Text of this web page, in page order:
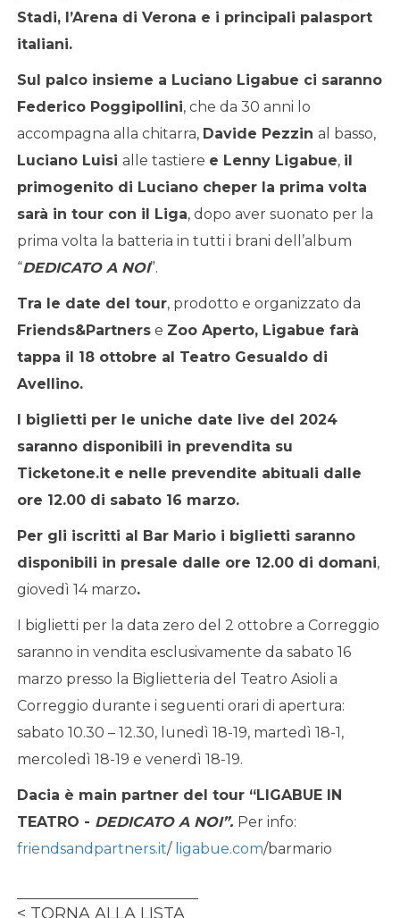
Stadi, l’Arena di Verona e i principali palasport
italiani.
Sul palco insieme a Luciano Ligabue ci saranno
Federico Poggipollini, che da 30 anni lo
accompagna alla chitarra, Davide Pezzin al basso,
Luciano Luisi alle tastiere e Lenny Ligabue, il
primogenito di Luciano cheper la prima volta
sarà in tour con il Liga, dopo aver suonato per la
prima volta la batteria in tutti i brani dell’album
“DEDICATO A NOI”.
Tra le date del tour, prodotto e organizzato da
Friends&Partnerse Zoo Aperto, Ligabue farà
tappa il 18 ottobre al Teatro Gesualdo di
Avellino.
I biglietti per le uniche date live del 2024
saranno disponibili in prevendita su
Ticketone.it e nelle prevendite abituali dalle
ore 12.00 di sabato 16 marzo.
Per gli iscritti al Bar Mario i biglietti saranno
disponibili in presale dalle ore 12.00 di domani,
giovedì 14 marzo.
I biglietti per la data zero del 2 ottobre a Correggio
saranno in vendita esclusivamente da sabato 16
marzo presso la Biglietteria del Teatro Asioli a
Correggio durante i seguenti orari di apertura:
sabato 10.30 – 12.30, lunedì 18-19, martedì 18-1,
mercoledì 18-19 e venerdì 18-19.
Dacia è main partner del tour “LIGABUE IN
TEATRO - DEDICATO A NOI”. Per info:
friendsandpartners.it/ ligabue.com/barmario
TORNA ALLA LISTA